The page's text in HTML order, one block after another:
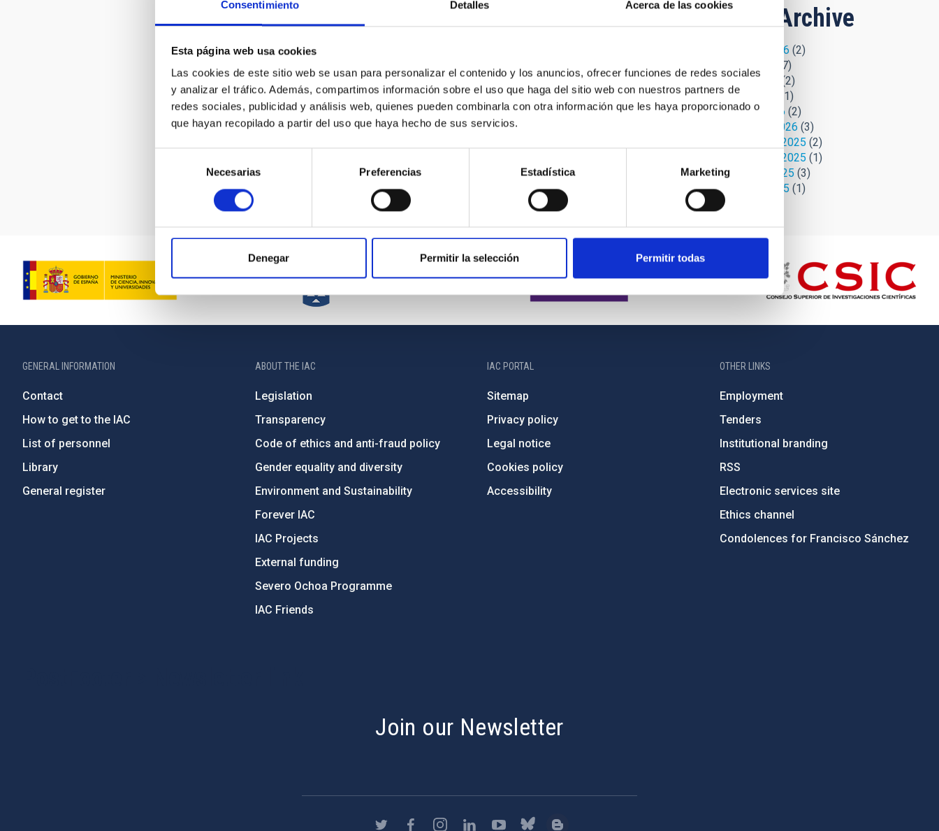
Consentimiento Detalles Acerca de las cookies
Esta página web usa cookies
Las cookies de este sitio web se usan para personalizar el contenido y los anuncios, ofrecer funciones de redes sociales
y analizar el tráfico. Además, compartimos información sobre el uso que haga del sitio web con nuestros partners de
redes sociales, publicidad y análisis web, quienes pueden combinarla con otra información que les haya proporcionado o
que hayan recopilado a partir del uso que haya hecho de sus servicios.
consentimiento
Necesarias Preferencias Estadística Marketing
Denegar Permitir la selección Permitir todas
Blog Archive
August 2026 (2)
July 2026
(7)
June 2026
(2)
April 2026
(1)
March 2026 (2)
February 2026 (3)
December 2025 (2)
November 2025 (1)
October 2025 (3)
August 2025 (1)
GENERAL INFORMATION
Contact
How to get to the IAC
List of personnel
Library
General register
ABOUT THE IAC
Legislation
Transparency
Code of ethics and anti-fraud policy
Gender equality and diversity
Environment and Sustainability
Forever IAC
IAC Projects
External funding
Severo Ochoa Programme
IAC Friends
IAC PORTAL
Sitemap
Privacy policy
Legal notice
Cookies policy
Accessibility
OTHER LINKS
Employment
Tenders
Institutional branding
RSS
Electronic services site
Ethics channel
Condolences for Francisco Sánchez
Join our Newsletter